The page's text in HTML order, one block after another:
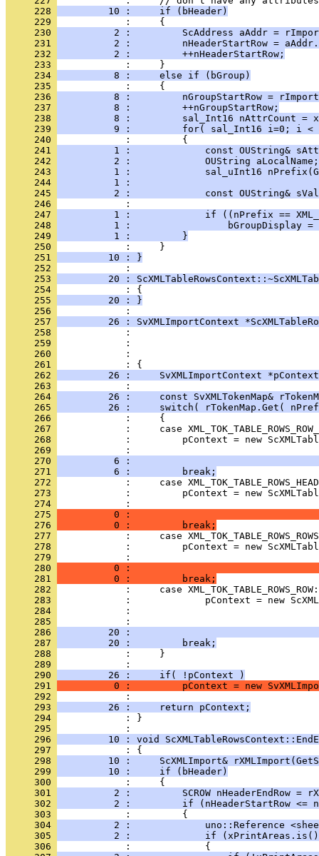
     228
         10 :     if (bHeader)
     229
     230
2 :         ScAddress aAddr =
     231
2 :         nHeaderStartRow =
     232
          2 :         ++nHeaderStartRow;
     233
     234
          8 :     else if (bGroup)
     235
     236
8 :         nGroupStartRow =
     237
          8 :         ++nGroupStartRow;
     238
8 :         sal_Int16 nAttrCount =
     239
9 :         for( sal_Int16 i=0; i <
     240
     241
1 :             const OUString&
     242
          2 :             OUString aLocalName;
     243
1 :             sal_uInt16
     244
1 :
     245
2 :             const OUString&
     246
     247
1 :             if ((nPrefix ==
     248
1 :                 bGroupDisplay =
     249
          1 :         }
     250
     251
         10 : }
     252
     253
20 :
     254
     255
         20 : }
     256
     257
26 : SvXMLImportContext
     258
     259
     260
     261
     262
26 :     SvXMLImportContext
     263
     264
26 :     const SvXMLTokenMap&
     265
26 :     switch( rTokenMap.Get(
     266
     267
     268
     269
     270
6 :
     271
          6 :         break;
     272
     273
     274
     275
0 :
     276
          0 :         break;
     277
     278
     279
     280
0 :
     281
          0 :         break;
     282
     283
     284
     285
     286
20 :
     287
         20 :         break;
     288
     289
     290
         26 :     if( !pContext )
     291
0 :         pContext = new
     292
     293
         26 :     return pContext;
     294
            : }
     295
     296
10 : void
     297
     298
10 :     ScXMLImport&
     299
         10 :     if (bHeader)
     300
     301
2 :         SCROW nHeaderEndRow =
     302
2 :         if (nHeaderStartRow <=
     303
     304
2 :             uno::Reference
     305
2 :             if
     306